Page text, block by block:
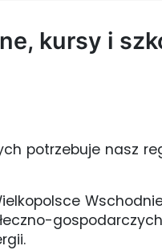
kursy i
potrzebuje nasz